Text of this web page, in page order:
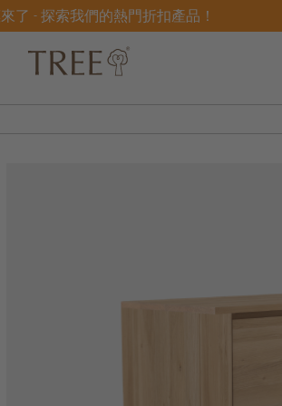
了 - 探索我們的熱門折扣產品！